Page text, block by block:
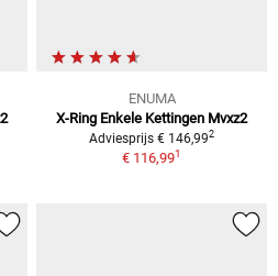
ENUMA
X-Ring Enkele Kettingen Mvxz2
Adviesprijs € 146,992
€ 116,991